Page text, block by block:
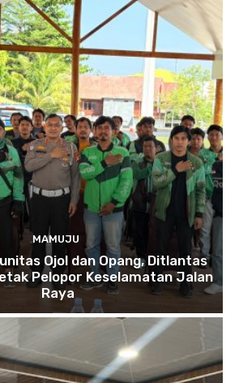
MAMUJU
Ojol dan Opang, Ditlantas
Pelopor Keselamatan Jalan
Raya